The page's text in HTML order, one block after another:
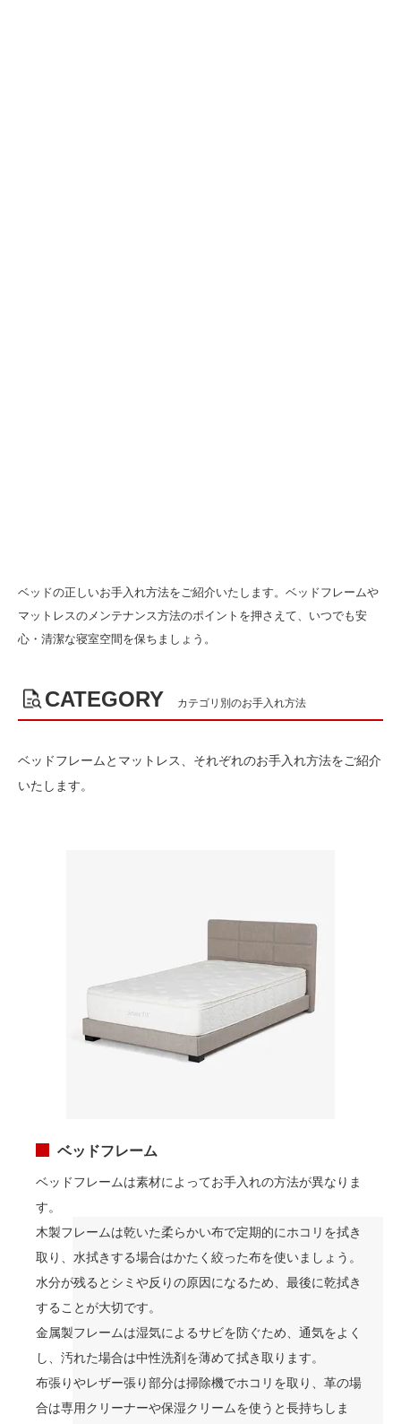
ベッドの正しいお手入れ方法をご紹介いたします。ベッドフレームや
マットレスのメンテナンス方法のポイントを押さえて、いつでも安
心・清潔な寝室空間を保ちましょう。
CATEGORY カテゴリ別のお手入れ方法
ベッドフレームとマットレス、それぞれのお手入れ方法をご紹介
いたします。
ベッドフレーム
ベッドフレームは素材によってお手入れの方法が異なりま
す。
木製フレームは乾いた柔らかい布で定期的にホコリを拭き
取り、水拭きする場合はかたく絞った布を使いましょう。
水分が残るとシミや反りの原因になるため、最後に乾拭き
することが大切です。
金属製フレームは湿気によるサビを防ぐため、通気をよく
し、汚れた場合は中性洗剤を薄めて拭き取ります。
布張りやレザー張り部分は掃除機でホコリを取り、革の場
合は専用クリーナーや保湿クリームを使うと長持ちしま